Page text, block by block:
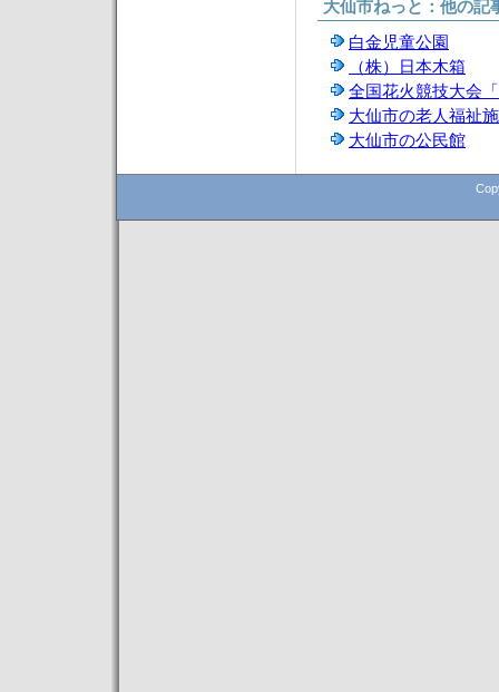
大仙市ねっと：他の記
白金児童公園
（株）日本木箱
全国花火競技大会
大仙市の老人福祉
大仙市の公民館